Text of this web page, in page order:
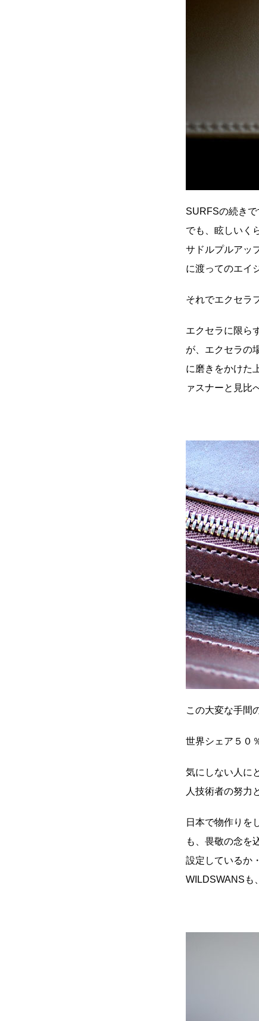
SURFSの続き
でも、眩しいく
サドルプルアッ
に渡ってのエイ
それでエクセラ
エクセラに限ら
が、エクセラの
に磨きをかけた
ァスナーと見比
この大変な手間
世界シェア５０
気にしない人に
人技術者の努力
日本で物作りを
も、畏敬の念を
設定しているか
WILDSWANSも